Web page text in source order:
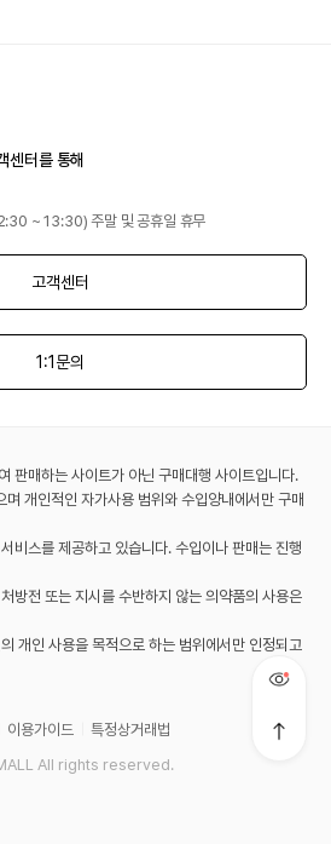
센터를 통해
~ 13:30) 주말 및 공휴일 휴무
고객센터
1:1문의
판매하는 사이트가 아닌 구매대행 사이트입니다.
개인적인 자가사용 범위와 수입양내에서만 구매
비스를 제공하고 있습니다. 수입이나 판매는 진행
방전 또는 지시를 수반하지 않는 의약품의 사용은
개인 사용을 목적으로 하는 범위에서만 인정되고
이용가이드
특정상거래법
All rights reserved.